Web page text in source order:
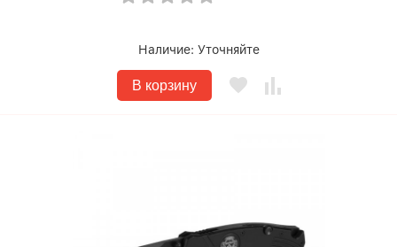
Наличие: Уточняйте
В корзину